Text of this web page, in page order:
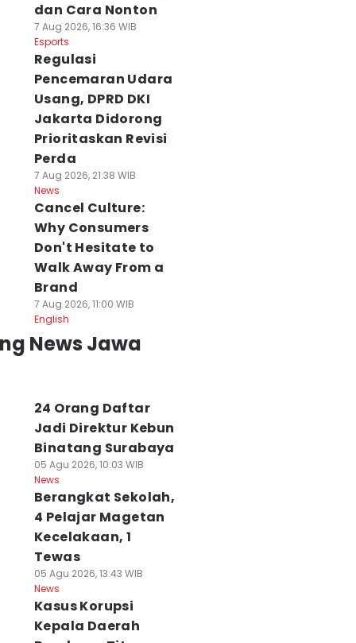
dan Cara Nonton
7 Aug 2026, 16:36 WIB
Esports
Regulasi
Pencemaran Udara
Usang, DPRD DKI
Jakarta Didorong
Prioritaskan Revisi
Perda
7 Aug 2026, 21:38 WIB
News
Cancel Culture:
Why Consumers
Don't Hesitate to
Walk Away From a
Brand
7 Aug 2026, 11:00 WIB
English
News Jawa
24 Orang Daftar
Jadi Direktur Kebun
Binatang Surabaya
05 Agu 2026, 10:03 WIB
News
Berangkat Sekolah,
4 Pelajar Magetan
Kecelakaan, 1
Tewas
05 Agu 2026, 13:43 WIB
News
Kasus Korupsi
Kepala Daerah